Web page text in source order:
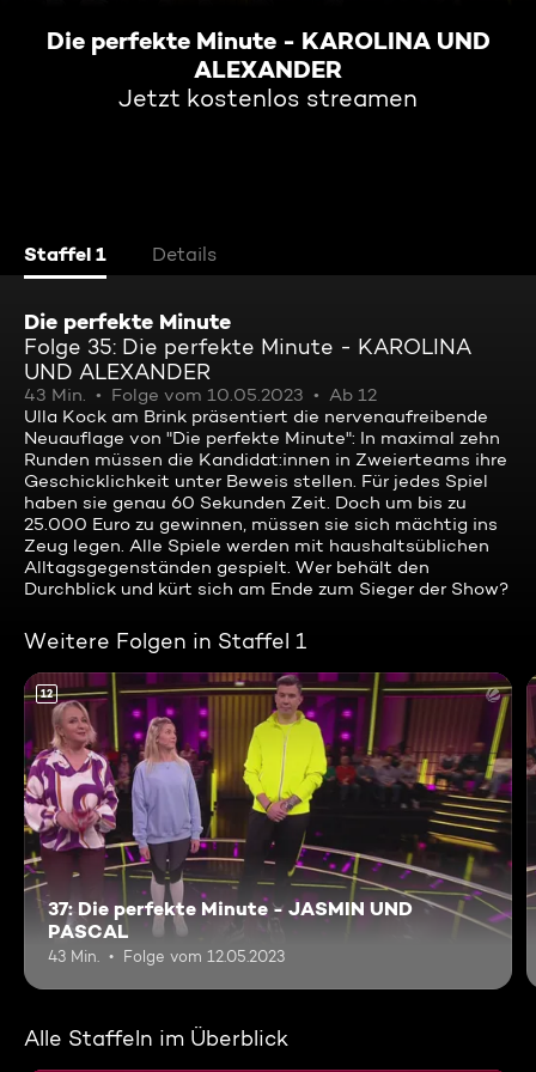
Die perfekte Minute - KAROLINA UND
ALEXANDER
Jetzt kostenlos streamen
Staffel 1 Details
Die perfekte Minute
Folge 35: Die perfekte Minute - KAROLINA
UND ALEXANDER
43 Min. Folge vom 10.05.2023
Ab 12
Ulla Kock am Brink präsentiert die nervenaufreibende
Neuauflage von "Die perfekte Minute": In maximal zehn
Runden müssen die Kandidat:innen in Zweierteams ihre
Geschicklichkeit unter Beweis stellen. Für jedes Spiel
haben sie genau 60 Sekunden Zeit. Doch um bis zu
25.000 Euro zu gewinnen, müssen sie sich mächtig ins
Zeug legen. Alle Spiele werden mit haushaltsüblichen
Alltagsgegenständen gespielt. Wer behält den
Durchblick und kürt sich am Ende zum Sieger der Show?
Weitere Folgen in Staffel 1
12
37: Die perfekte Minute - JASMIN UND
PASCAL
43 Min. Folge vom 12.05.2023
Alle Staffeln im Überblick